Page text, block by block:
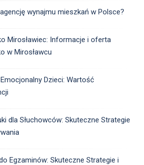
wynajmu mieszkań w Polsce?
Mirosławiec: Informacje i oferta
w Mirosławcu
Dzieci: Wartość
dla Słuchowców: Skuteczne Strategie
Egzaminów: Skuteczne Strategie i